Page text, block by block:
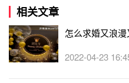
11、在一个特别的日子，比
好在一家购物中心见面，然
在某个角落找到藏身之地。
帮忙。给他一枝玫瑰，指出
相关文章
怎么求婚又浪
2022-04-23